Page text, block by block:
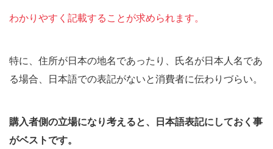
わかりやすく記載することが求められます。
特に、住所が日本の地名であったり、氏名が日本人名であ
る場合、日本語での表記がないと消費者に伝わりづらい。
購入者側の立場になり考えると、日本語表記にしておく事
がベストです。